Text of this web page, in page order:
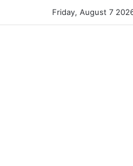
Friday, August 7